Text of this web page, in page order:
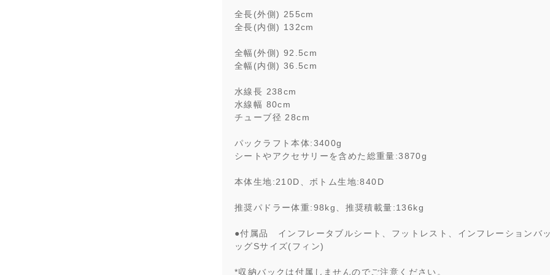
全長(外側) 255cm
全長(内側) 132cm
全幅(外側) 92.5cm
全幅(内側) 36.5cm
水線長 238cm
水線幅 80cm
チューブ径 28cm
パックラフト本体:3400g
シートやアクセサリーを含めた総重量:3870g
本体生地:210D、ボトム生地:840D
推奨パドラー体重:98kg、推奨積載量:136kg
●付属品 インフレータブルシート、フットレスト、インフレーションバ
ッグSサイズ(フィン)
*収納バックは付属しませんのでご注意ください。